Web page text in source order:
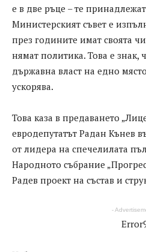
е в две ръце – те
Министерският съвет е
през годините имат своята
нямат политика. Това е знак,
държавна власт на едно
ускорява.
Това каза в предаването
евродепутатът Радан Кънев
от лидера на спечелилата
Народното събрание
Радев проект на състав и
-